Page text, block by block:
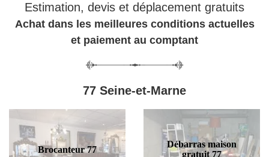
Estimation, devis et déplacement gratuits
Achat dans les meilleures conditions actuelles
et paiement au comptant
77 Seine-et-Marne
Brocanteur 77
Débarras maison
gratuit 77